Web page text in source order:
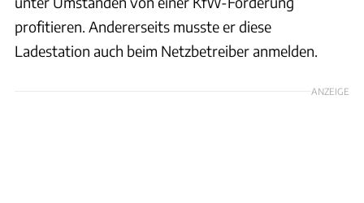
profitieren. Andererseits musste er diese
Ladestation auch beim Netzbetreiber anmelden.
ANZEIGE